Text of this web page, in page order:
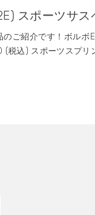
スポーツサ
のご紹介です！ボル
税込) スポーツスプリ